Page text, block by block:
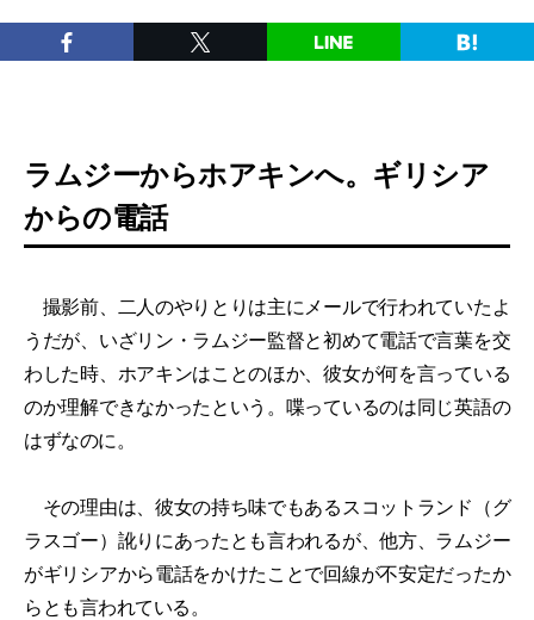
ラムジーからホアキンへ。ギリシア
からの電話
撮影前、二人のやりとりは主にメールで行われていたよ
うだが、いざリン・ラムジー監督と初めて電話で言葉を交
わした時、ホアキンはことのほか、彼女が何を言っている
のか理解できなかったという。喋っているのは同じ英語の
はずなのに。
その理由は、彼女の持ち味でもあるスコットランド（グ
ラスゴー）訛りにあったとも言われるが、他方、ラムジー
がギリシアから電話をかけたことで回線が不安定だったか
らとも言われている。